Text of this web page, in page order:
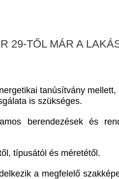
29-TŐL MÁR A
tanúsítvány
is szükséges.
berendezések és
típusától és méretétől.
a megfelelő